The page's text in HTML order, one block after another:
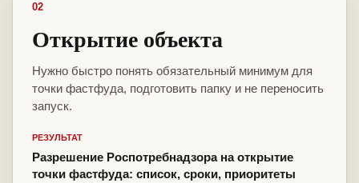
02
Открытие объекта
Нужно быстро понять обязательный минимум для
точки фастфуда, подготовить папку и не переносить
запуск.
РЕЗУЛЬТАТ
Разрешение Роспотребнадзора на открытие
точки фастфуда: список, сроки, приоритеты